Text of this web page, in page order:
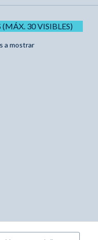
(MÁX. 30 VISIBLES)
a mostrar